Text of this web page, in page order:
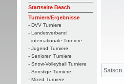
Startseite Beach
Turniere/Ergebnisse
- DVV Turniere
- Landesverband
- internationale Turniere
- Jugend Turniere
- Senioren Turniere
- Snow-Volleyball Turniere
- Sonstige Turniere
- Mixed Turniere
Saison